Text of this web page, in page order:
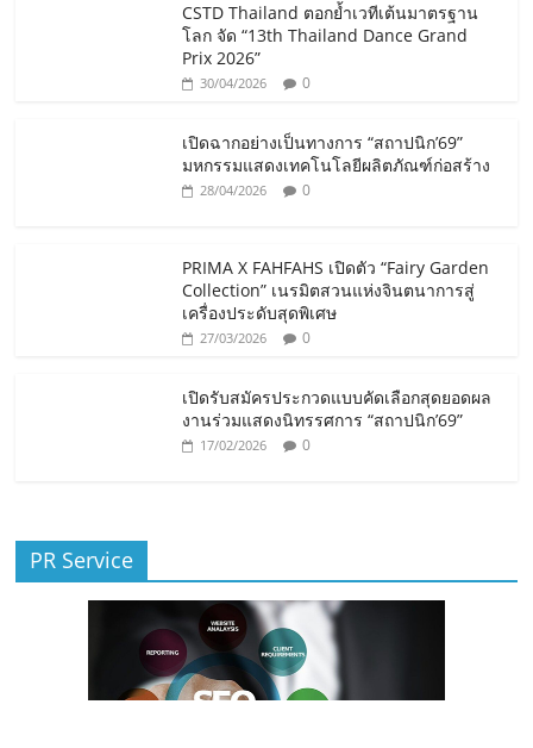
CSTD Thailand ตอกย้ำเวทีเต้นมาตรฐาน
โลก จัด “13th Thailand Dance Grand
Prix 2026”
30/04/2026 0
เปิดฉากอย่างเป็นทางการ “สถาปนิก’69”
มหกรรมแสดงเทคโนโลยีผลิตภัณฑ์ก่อสร้าง
28/04/2026 0
PRIMA X FAHFAHS เปิดตัว “Fairy Garden
Collection” เนรมิตสวนแห่งจินตนาการสู่
เครื่องประดับสุดพิเศษ
27/03/2026 0
เปิดรับสมัครประกวดแบบคัดเลือกสุดยอดผล
งานร่วมแสดงนิทรรศการ “สถาปนิก’69”
17/02/2026 0
PR Service